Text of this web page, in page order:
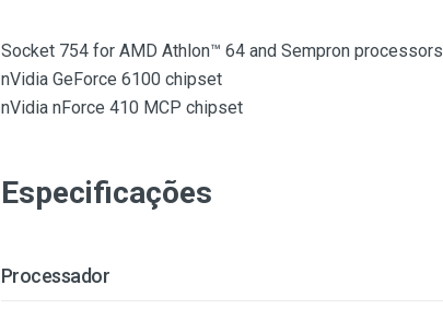
Socket 754 for AMD Athlon™ 64 and Sempron processors
nVidia GeForce 6100 chipset
nVidia nForce 410 MCP chipset
Especificações
Processador